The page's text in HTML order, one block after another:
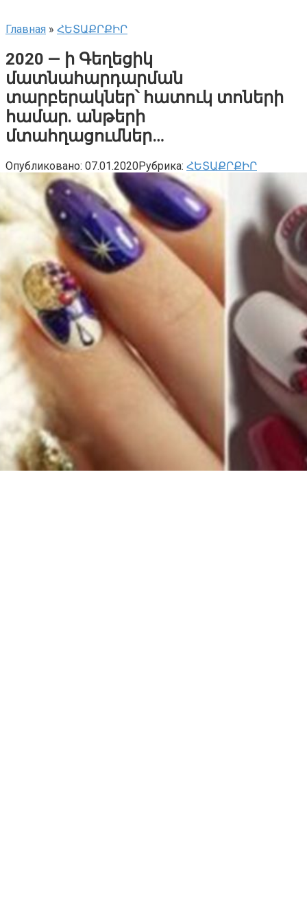
Главная » ՀԵՏԱՔՐՔԻՐ
2020 — ի Գեղեցիկ
մատնահարդարման
տարբերակներ՝ հատուկ տոների
համար. անթերի
մտահղացումներ…
Опубликовано: 07.01.2020Рубрика: ՀԵՏԱՔՐՔԻՐ